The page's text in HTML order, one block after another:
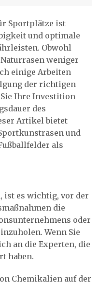
Sportplätze ist
und optimale
Obwohl
weniger
einige Arbeiten
der richtigen
Ihre Investition
des
Artikel bietet
und
als
ist es wichtig, vor der
die
oder
Wenn Sie
an die Experten, die
haben.
Chemikalien auf der